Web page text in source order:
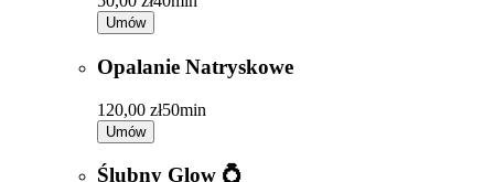
Umów
Opalanie Natryskowe
120,00 zł50min
Umów
Ślubny Glow 💍